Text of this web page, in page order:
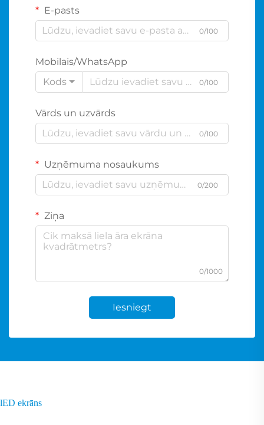
E-pasts
0/100
Mobilais/WhatsApp
Kods
0/100
Vārds un uzvārds
0/100
Uzņēmuma nosaukums
0/200
Ziņa
0/1000
Iesniegt
lED ekrāns